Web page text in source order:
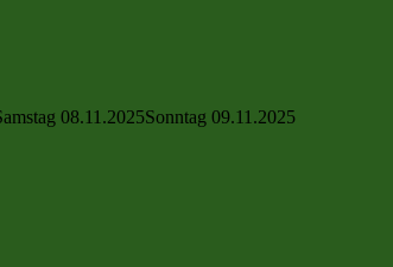
08.11.2025Sonntag 09.11.2025